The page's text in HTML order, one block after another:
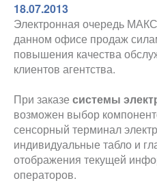
18.07.2013
Электронная очередь
данном офисе продаж
повышения качества
клиентов агентства.
При заказе системы
возможен выбор
сенсорный терминал
индивидуальные табло и
отображения текущей
операторов.